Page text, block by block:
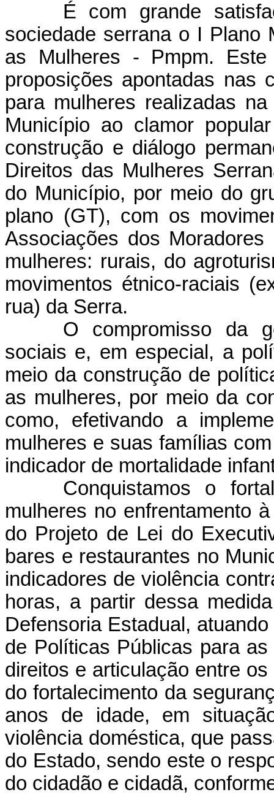
É com grande
sociedade serrana o I Plano
as Mulheres - Pmpm.
proposições apontadas nas
para mulheres realizadas
Município ao clamor
construção e diálogo
Direitos das Mulheres
do Município, por meio do
plano (GT), com os
Associações dos
mulheres: rurais, do
movimentos étnico-raciais
rua) da Serra.
O compromisso da
sociais e, em especial, a
meio da construção de
as mulheres, por meio da
como, efetivando a
mulheres e suas famílias
indicador de mortalidade
Conquistamos o
mulheres no enfrentamento
do Projeto de Lei do
bares e restaurantes no
indicadores de violência
horas, a partir dessa
Defensoria Estadual,
de Políticas Públicas para
direitos e articulação entre
do fortalecimento da
anos de idade, em
violência doméstica, que
do Estado, sendo este o
do cidadão e cidadã,